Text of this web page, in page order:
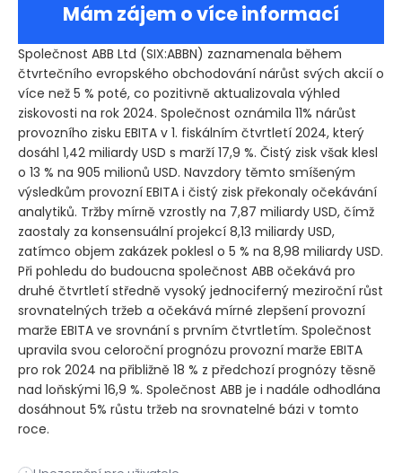
Mám zájem o více informací
Společnost ABB Ltd (SIX:ABBN) zaznamenala během
čtvrtečního evropského obchodování nárůst svých akcií o
více než 5 % poté, co pozitivně aktualizovala výhled
ziskovosti na rok 2024. Společnost oznámila 11% nárůst
provozního zisku EBITA v 1. fiskálním čtvrtletí 2024, který
dosáhl 1,42 miliardy USD s marží 17,9 %. Čistý zisk však klesl
o 13 % na 905 milionů USD. Navzdory těmto smíšeným
výsledkům provozní EBITA i čistý zisk překonaly očekávání
analytiků. Tržby mírně vzrostly na 7,87 miliardy USD, čímž
zaostaly za konsensuální projekcí 8,13 miliardy USD,
zatímco objem zakázek poklesl o 5 % na 8,98 miliardy USD.
Při pohledu do budoucna společnost ABB očekává pro
druhé čtvrtletí středně vysoký jednociferný meziroční růst
srovnatelných tržeb a očekává mírné zlepšení provozní
marže EBITA ve srovnání s prvním čtvrtletím. Společnost
upravila svou celoroční prognózu provozní marže EBITA
pro rok 2024 na přibližně 18 % z předchozí prognózy těsně
nad loňskými 16,9 %. Společnost ABB je i nadále odhodlána
dosáhnout 5% růstu tržeb na srovnatelné bázi v tomto
roce.